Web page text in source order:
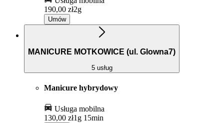
190,00 zł2g
Umów
MANICURE MOTKOWICE (ul. Glowna7)
5 usług
Manicure hybrydowy
Usługa mobilna
130,00 zł1g 15min